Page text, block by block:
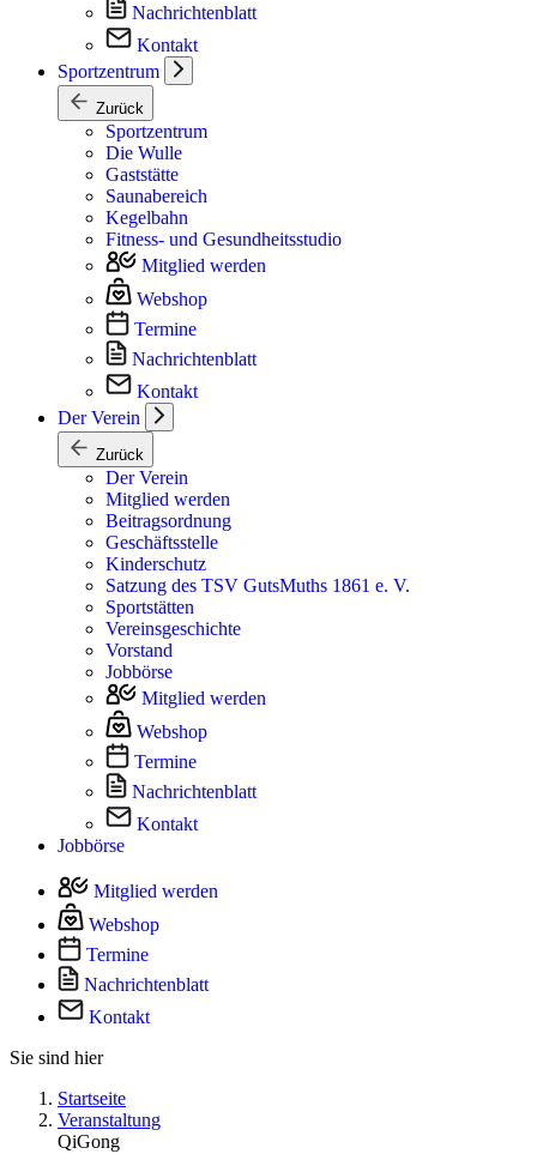
Nachrichtenblatt
Kontakt
Sportzentrum
Zurück
Sportzentrum
Die Wulle
Gaststätte
Saunabereich
Kegelbahn
Fitness- und Gesundheitsstudio
Mitglied werden
Webshop
Termine
Nachrichtenblatt
Kontakt
Der Verein
Zurück
Der Verein
Mitglied werden
Beitragsordnung
Geschäftsstelle
Kinderschutz
Satzung des TSV GutsMuths 1861 e. V.
Sportstätten
Vereinsgeschichte
Vorstand
Jobbörse
Mitglied werden
Webshop
Termine
Nachrichtenblatt
Kontakt
Jobbörse
Mitglied werden
Webshop
Termine
Nachrichtenblatt
Kontakt
Sie sind hier
Startseite
Veranstaltung
QiGong